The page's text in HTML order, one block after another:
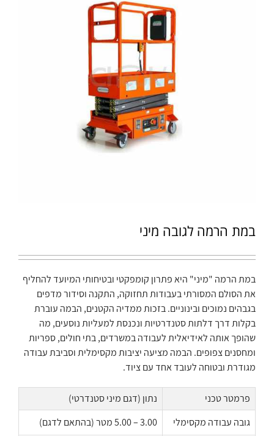
במת הרמה לגובה מיני
במת הרמה "מיני" היא פתרון קומפקטי ובטיחותי המיועד להחליף
את הסולם המסורתי בעבודות תחזוקה, התקנה וסידור מדפים
בגבהים נמוכים ובינוניים. בזכות ממדיה הקטנים, הבמה עוברת
בקלות דרך דלתות סטנדרטיות ונכנסת למעליות נוסעים, מה
שהופך אותה לאידיאלית לעבודה במשרדים, בתי חולים, ספריות
ומחסנים צפופים. הבמה מציעה יציבות מקסימלית וסביבת עבודה
מגודרת ובטוחה לעובד אחד עם ציוד.
פרמטר טכני
נתון (דגם מיני סטנדרטי)
גובה עבודה מקסימלי
3.00 – 5.00 מטר (בהתאם לדגם)